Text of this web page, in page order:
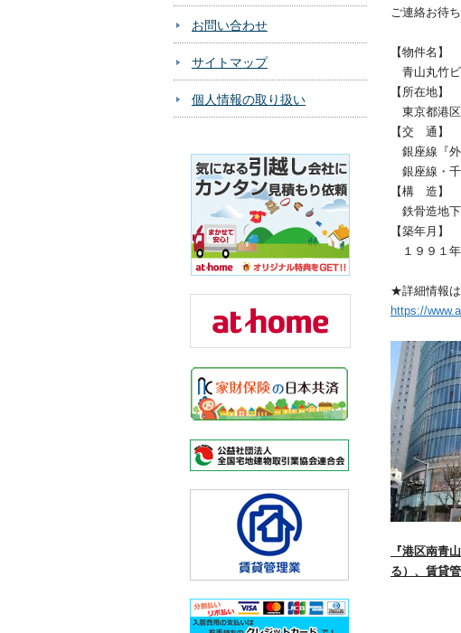
ご連絡お待
【物件名】
青山丸竹
【所在地】
東京都港区
【交 通】
銀座線『
銀座線・千
【構 造】
鉄骨造地下
【築年月】
１９９１年
★詳細情報
https://
『港区南青
る）、賃貸
お問い合わせ
サイトマップ
個人情報の取り扱い